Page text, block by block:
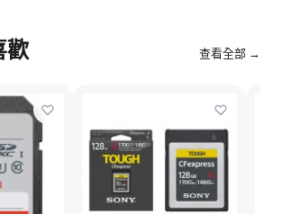
歡 查看全部 →